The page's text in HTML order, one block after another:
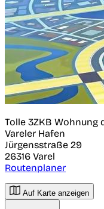
Tolle 3ZKB
Vareler Hafen
Jürgensstraße 29
26316 Varel
Routenplaner
Auf Karte anzeigen